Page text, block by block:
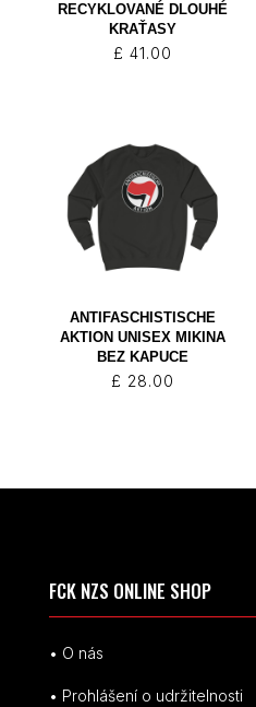
RECYKLOVANÉ DLOUHÉ
KRAŤASY
£ 41.00
ANTIFASCHISTISCHE
AKTION UNISEX MIKINA
BEZ KAPUCE
£ 28.00
FCK NZS ONLINE SHOP
• O nás
• Prohlášení o udržitelnosti